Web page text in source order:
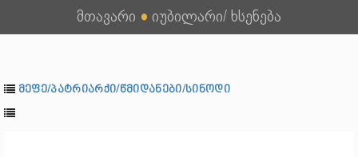
მთავარი ● იუბილარი/ ხსენება
მეფე/პატრიარქი/წმიდანები/სინოდი